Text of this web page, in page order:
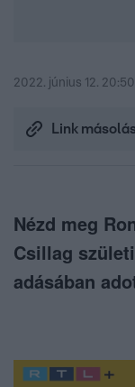
2022. június 12. 20:50
Link
Nézd meg
Csillag
adásában